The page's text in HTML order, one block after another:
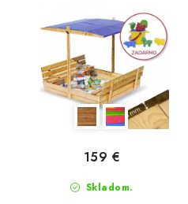
150cm-hnedé
Skladom.
159 €